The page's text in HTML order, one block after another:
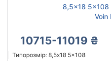
8,5x18 5x108
Voin
10715-11019 ₴
Типорозмір: 8,5x18 5x108